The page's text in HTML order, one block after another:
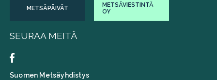
METSÄPÄIVÄT
METSÄVIESTINTÄ
OY
SEURAA MEITÄ
Suomen Metsäyhdistys